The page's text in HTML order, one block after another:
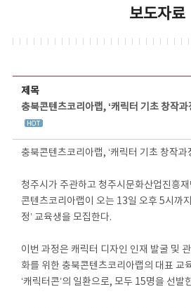
보도자료
제목
충북콘텐츠코리아랩, ‘캐릭터 기초 창작과
충북콘텐츠코리아랩, ‘캐릭터 기초 창작과
청주시가 주관하고 청주시문화산업진흥
콘텐츠코리아랩이 오는 13일 오후 5시까
정’ 교육생을 모집한다.
이번 과정은 캐릭터 디자인 인재 발굴 및
화를 위한 충북콘텐츠코리아랩의 대표 교
‘캐릭터콘’의 일환으로, 모두 15명을 선발